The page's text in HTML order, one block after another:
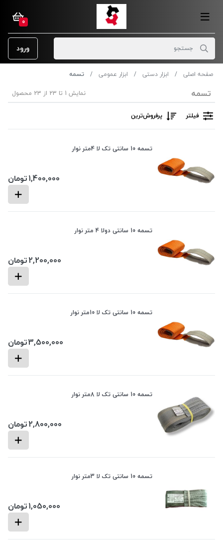
0
ورود
صفحه اصلی ابزار دستی ابزار عمومی تسمه
تسمه نمایش 1 تا 23 از 23 محصول
فیلتر پرفروش‌ترین‌
تسمه 10 سانتی تک لا 4متر نوار
1,400,000تومان
تسمه 10 سانتی دولا 4 متر نوار
2,200,000تومان
تسمه 10 سانتی تک لا 10متر نوار
3,500,000تومان
تسمه 10 سانتی تک لا 8متر نوار
2,800,000تومان
تسمه 10 سانتی تک لا 3متر نوار
1,050,000تومان